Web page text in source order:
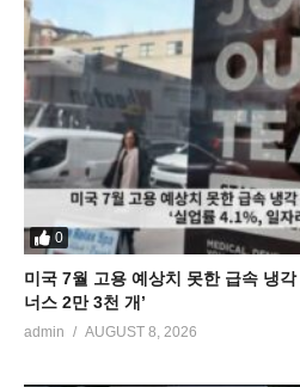
0
미국 7월 고용 예상치 못한 급속 냉
너스 2만 3천 개’
admin AUGUST 8, 2026